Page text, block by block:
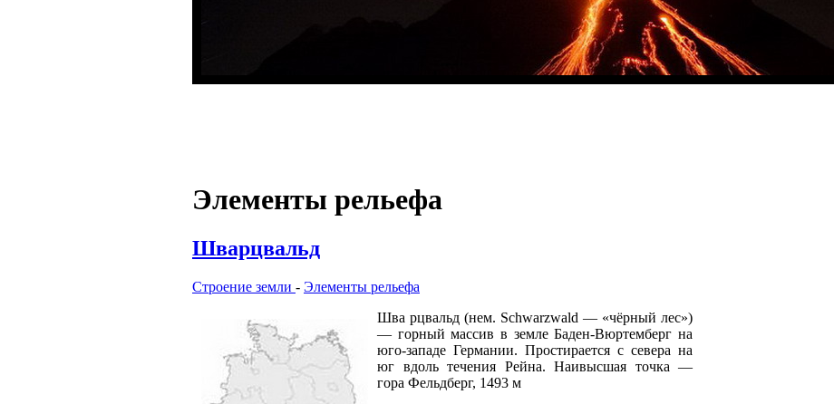
Элементы рельефа
Шварцвальд
Строение земли - Элементы рельефа
Шва рцвальд (нем. Schwarzwald — «чёрный лес»)
— горный массив в земле Баден-Вюртемберг на
юго-западе Германии. Простирается с севера на
юг вдоль течения Рейна. Наивысшая точка —
гора Фельдберг, 1493 м